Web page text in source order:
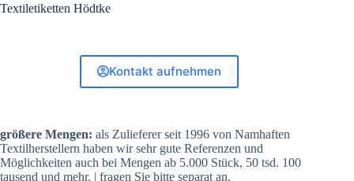
Textiletiketten Hödtke
Kontakt aufnehmen
größere Mengen: als Zulieferer seit 1996 von Namhaften
Textilherstellern haben wir sehr gute Referenzen und
Möglichkeiten auch bei Mengen ab 5.000 Stück, 50 tsd. 100
tausend und mehr. | fragen Sie bitte separat an.